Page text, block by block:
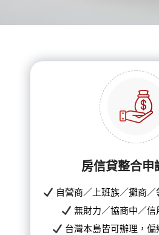
房信貸整合申
自營商／上班族／攤商
無財力／協商中／
台灣本島皆可辦理，